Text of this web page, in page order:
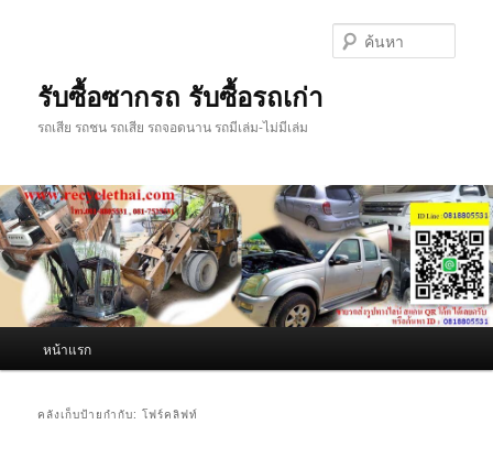
รับซื้อซากรถ รับซื้อรถเก่า
รถเสีย รถชน รถเสีย รถจอดนาน รถมีเล่ม-ไม่มีเล่ม
หน้าแรก
คลังเก็บป้ายกำกับ:โฟร์คลิฟท์